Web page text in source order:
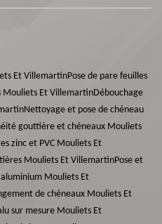
Et VillemartinPose de pare feuilles
Mouliets Et VillemartinDébouchage
Nettoyage et pose de chéneau
gouttière et chéneaux Mouliets
zinc et PVC Mouliets Et
Mouliets Et VillemartinPose et
Mouliets Et
de chéneaux Mouliets Et
sur mesure Mouliets Et